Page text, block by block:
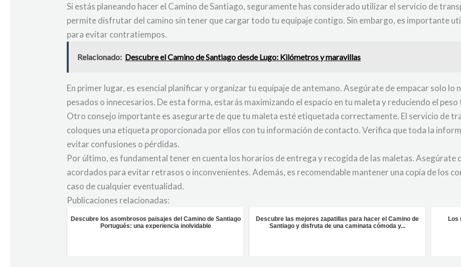
Si estás planeando hacer el Camino de Santiago, seguramente has considerado utilizar el servicio de
permite disfrutar del camino sin tener que cargar todo tu equipaje contigo. Sin embargo, es importante
para evitar contratiempos.
Relacionado: Descubre el Camino de Santiago desde Lugo: Kilómetros y maravillas
En primer lugar, es esencial planificar y organizar tu equipaje de antemano. Asegúrate de empacar solo
pesados o innecesarios. De esta forma, estarás maximizando el espacio en tu maleta y reduciendo el
Otro consejo importante es asegurarte de que tu maleta esté etiquetada correctamente. El servicio de
coloques una etiqueta proporcionada por ellos con tu información de contacto. Verifica que toda la
evitar confusiones o pérdidas.
Por último, es fundamental tener en cuenta los horarios de entrega y recogida de las maletas. Asegúrate
acordados para evitar retrasos o inconvenientes. Además, es recomendable mantener una copia de los
caso de cualquier eventualidad.
Publicaciones relacionadas:
Descubre los asombrosos paisajes del Camino de Santiago
Portugués: una experiencia inolvidable
Descubre las mejores zapatillas para hacer el Camino de
Santiago y disfruta de una caminata cómoda y...
Los